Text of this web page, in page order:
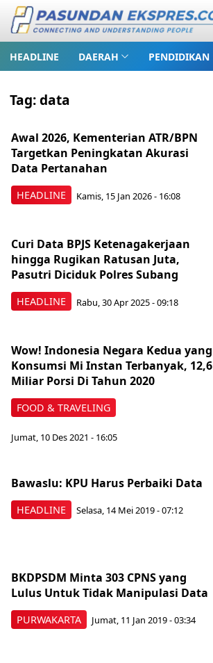
HEADLINE DAERAH PENDIDIKAN
Tag:data
HEADLINE
Awal 2026, Kementerian ATR/BPN
Targetkan Peningkatan Akurasi
Data Pertanahan
Kamis, 15 Jan 2026 - 16:08
HEADLINE
Curi Data BPJS Ketenagakerjaan
hingga Rugikan Ratusan Juta,
Pasutri Diciduk Polres Subang
Rabu, 30 Apr 2025 - 09:18
FOOD & TRAVELING
Wow! Indonesia Negara Kedua yang
Konsumsi Mi Instan Terbanyak, 12,6
Miliar Porsi Di Tahun 2020
Jumat, 10 Des 2021 - 16:05
HEADLINE
Bawaslu: KPU Harus Perbaiki Data
Selasa, 14 Mei 2019 - 07:12
PURWAKARTA
BKDPSDM Minta 303 CPNS yang
Lulus Untuk Tidak Manipulasi Data
Jumat, 11 Jan 2019 - 03:34